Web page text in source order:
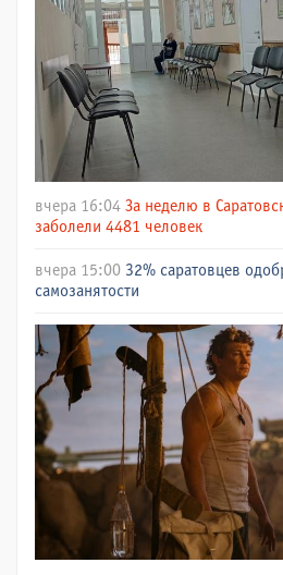
вчера 16:04 За неделю в
заболели 4481 человек
вчера 15:00 32% саратовцев
самозанятости